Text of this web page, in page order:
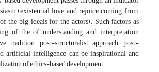
(existential love and rejoice coming from
the big ideals for the actors). Such factors as
of the of understanding and interpretation
tradition, post-structuralist approach, post-
artificial intelligence can be inspirational and
of ethics-based development.